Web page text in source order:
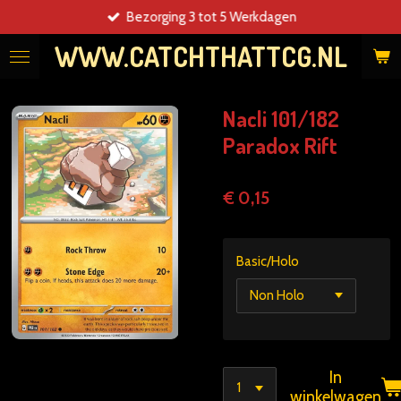
direct
naar
WWW.CATCHTHATTCG.NL
Bezorging 3 tot 5 Werkdagen
Nacli 101/182
Paradox Rift
€ 0,15
Basic/Holo
In